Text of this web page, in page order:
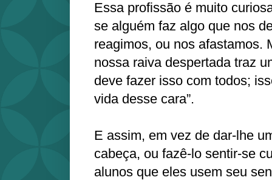
Essa profissão é muito
se alguém faz algo que nos
reagimos, ou nos afastamos.
nossa raiva despertada traz
deve fazer isso com todos;
vida desse cara”.
E assim, em vez de dar-lhe
cabeça, ou fazê-lo sentir-se
alunos que eles usem seu